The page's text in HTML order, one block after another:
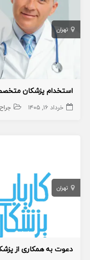
تهران
خرداد ۱۶, ۱۴۰۵
تهران
دعوت به همکاری از